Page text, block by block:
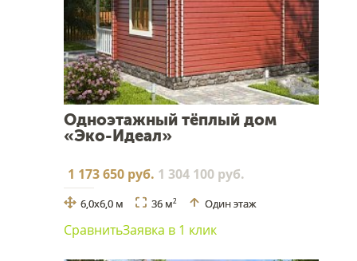
Одноэтажный тёплый дом
«Эко-Идеал»
1 173 650 руб. 1 304 100 руб.
6,0х6,0 м 36 м2 Один этаж
СравнитьЗаявка в 1 клик